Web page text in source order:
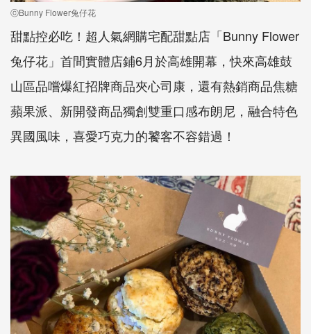
ⓒBunny Flower兔仔花
甜點控必吃！超人氣網購宅配甜點店「Bunny Flower
兔仔花」首間實體店鋪6月於高雄開幕，快來高雄鼓
山區品嚐爆紅招牌商品夾心司康，還有熱銷商品焦糖
蘋果派、新開發商品獨創雙重口感布朗尼，融合特色
異國風味，喜愛巧克力的饕客不容錯過！